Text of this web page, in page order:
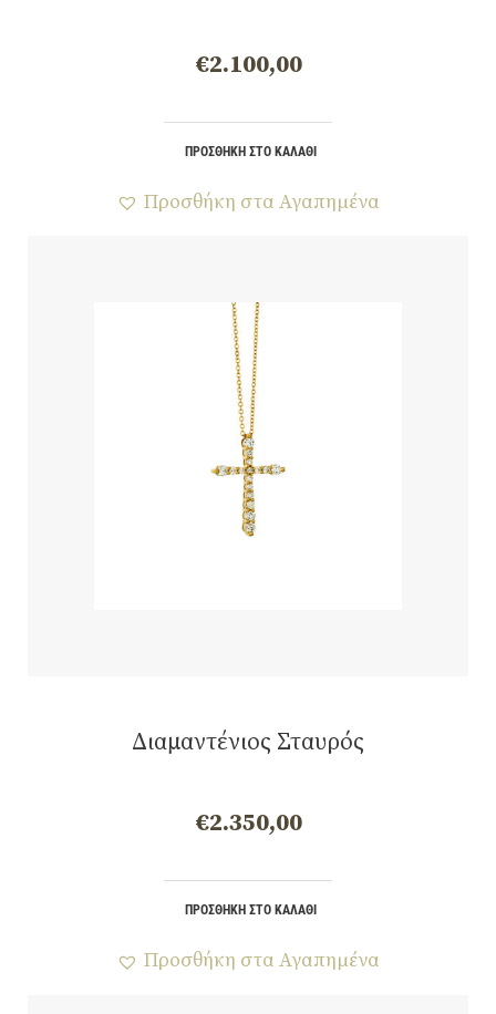
€2.100,00
ΠΡΟΣΘΉΚΗ ΣΤΟ ΚΑΛΆΘΙ
Προσθήκη στα Αγαπημένα
Διαμαντένιος Σταυρός
€2.350,00
ΠΡΟΣΘΉΚΗ ΣΤΟ ΚΑΛΆΘΙ
Προσθήκη στα Αγαπημένα